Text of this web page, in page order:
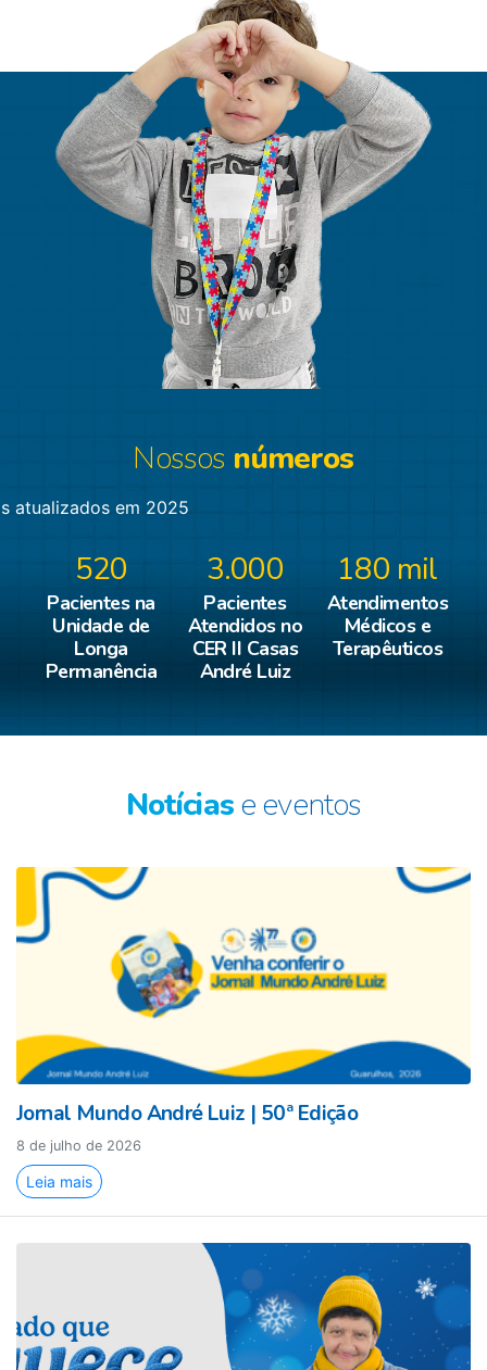
Nossos números
atualizados em 2025
520
Pacientes na
Unidade de
Longa
Permanência
3.000
Pacientes
Atendidos no
CER II Casas
André Luiz
180 mil
Atendimentos
Médicos e
Terapêuticos
Notíciase eventos
Jornal Mundo André Luiz | 50ª Edição
8 de julho de 2026
Leia mais